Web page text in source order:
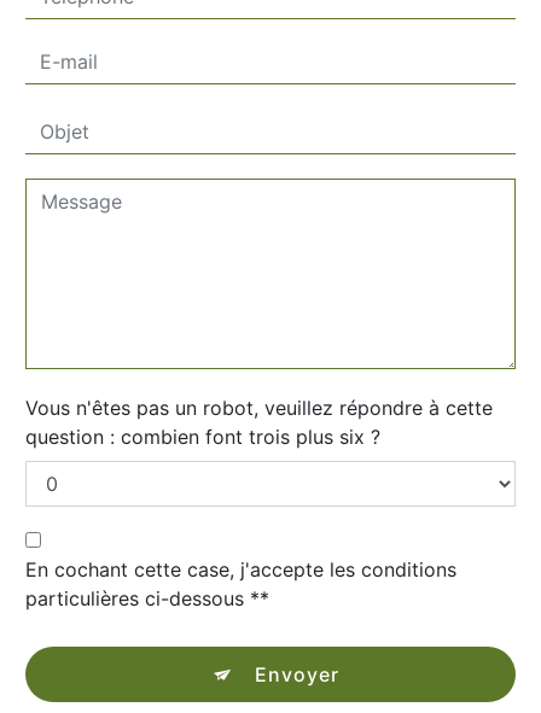
Vous n'êtes pas un robot, veuillez répondre à cette
question : combien font trois plus six ?
En cochant cette case, j'accepte les conditions
particulières ci-dessous **
Envoyer